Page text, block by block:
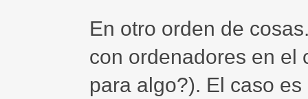
En otro orden de
con ordenadores en el
para algo?). El caso